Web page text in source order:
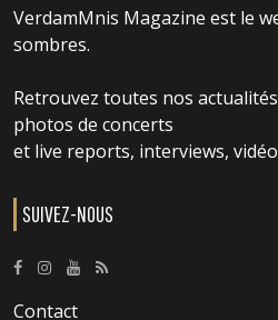
VerdamMnis Magazine est le
sombres.
Retrouvez toutes nos
photos de concerts
et live reports, interviews,
SUIVEZ-NOUS
Contact